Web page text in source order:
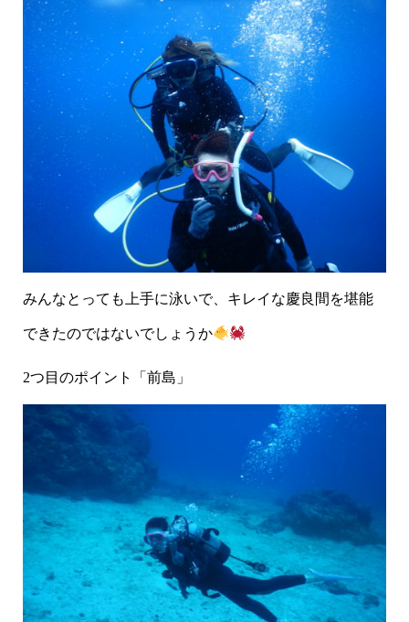
みんなとっても上手に泳いで、キレイな慶良間を堪能
できたのではないでしょうか
2つ目のポイント「前島」